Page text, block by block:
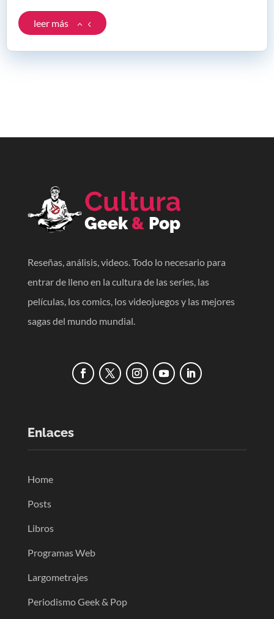
leer más
Reseñas, análisis, videos. Todo lo necesario para
entrar de lleno en la cultura de las series, las
películas, los comics, los videojuegos y las mejores
sagas del mundo mundial.
Enlaces
Home
Posts
Libros
Programas Web
Largometrajes
Periodismo Geek & Pop